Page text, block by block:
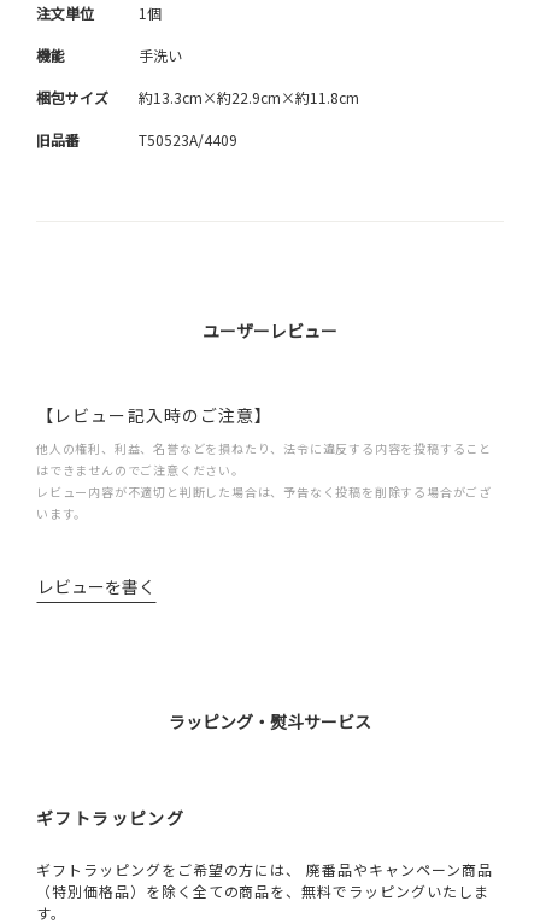
注文単位 1個
機能 手洗い
梱包サイズ 約13.3cm×約22.9cm×約11.8cm
旧品番 T50523A/4409
ユーザーレビュー
【レビュー記入時のご注意】
他人の権利、利益、名誉などを損ねたり、法令に違反する内容を投稿すること
はできませんのでご注意ください。
レビュー内容が不適切と判断した場合は、予告なく投稿を削除する場合がござ
います。
レビューを書く
ラッピング・熨斗サービス
ギフトラッピング
ギフトラッピングをご希望の方には、 廃番品やキャンペーン商品
（特別価格品）を除く全ての商品を、無料でラッピングいたしま
す。